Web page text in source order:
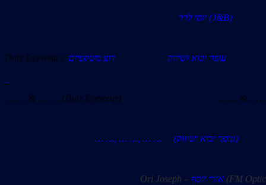
יוסי לרר (J&B)
Dutz Eyewear / עופר יבוא ושיווק דוצ משקפיים
… … & … … (Dutz Eyewear) … … & … …
… …, … …, … … (עופר יבוא ושיווק)
Ori Joseph – אורי יוסף (FM